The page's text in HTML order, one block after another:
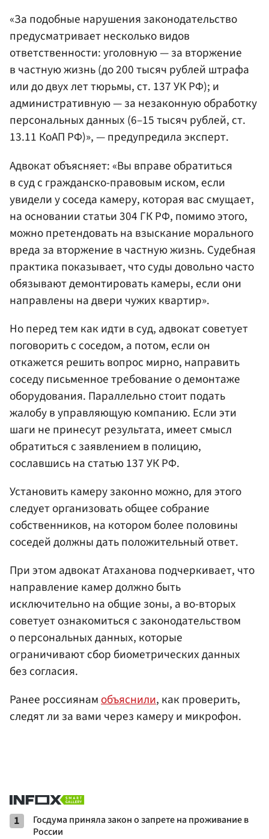
«За подобные нарушения законодательство
предусматривает несколько видов
ответственности: уголовную — за вторжение
в частную жизнь (до 200 тысяч рублей штрафа
или до двух лет тюрьмы, ст. 137 УК РФ); и
административную — за незаконную обработку
персональных данных (6–15 тысяч рублей, ст.
13.11 КоАП РФ)», — предупредила эксперт.
Адвокат объясняет: «Вы вправе обратиться
в суд с гражданско-правовым иском, если
увидели у соседа камеру, которая вас смущает,
на основании статьи 304 ГК РФ, помимо этого,
можно претендовать на взыскание морального
вреда за вторжение в частную жизнь. Судебная
практика показывает, что суды довольно часто
обязывают демонтировать камеры, если они
направлены на двери чужих квартир».
Но перед тем как идти в суд, адвокат советует
поговорить с соседом, а потом, если он
откажется решить вопрос мирно, направить
соседу письменное требование о демонтаже
оборудования. Параллельно стоит подать
жалобу в управляющую компанию. Если эти
шаги не принесут результата, имеет смысл
обратиться с заявлением в полицию,
сославшись на статью 137 УК РФ.
Установить камеру законно можно, для этого
следует организовать общее собрание
собственников, на котором более половины
соседей должны дать положительный ответ.
При этом адвокат Атаханова подчеркивает, что
направление камер должно быть
исключительно на общие зоны, а во-вторых
советует ознакомиться с законодательством
о персональных данных, которые
ограничивают сбор биометрических данных
без согласия.
Ранее россиянамобъяснили, как проверить,
следят ли за вами через камеру и микрофон.
1
Госдума приняла закон о запрете на проживание в
России